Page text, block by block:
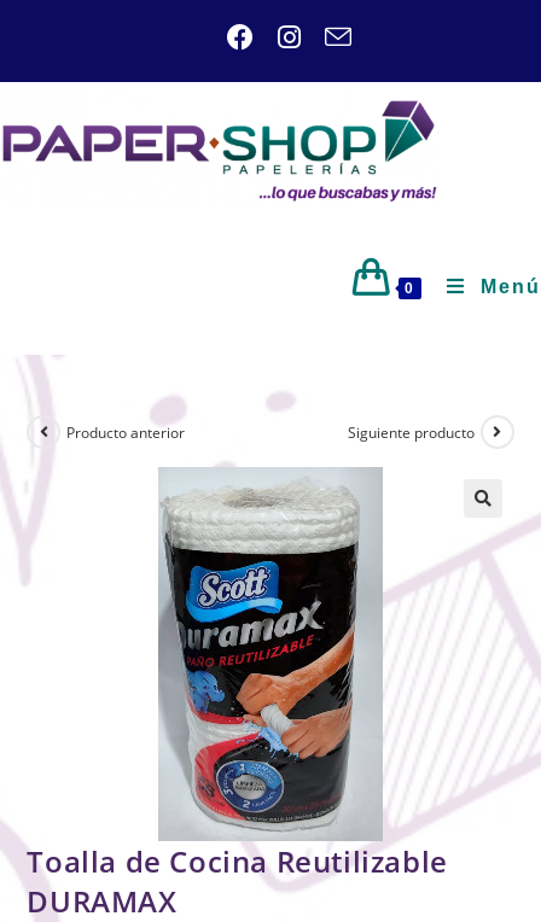
0 Menú
Producto anterior Siguiente producto
🔍
Toalla de Cocina Reutilizable
DURAMAX